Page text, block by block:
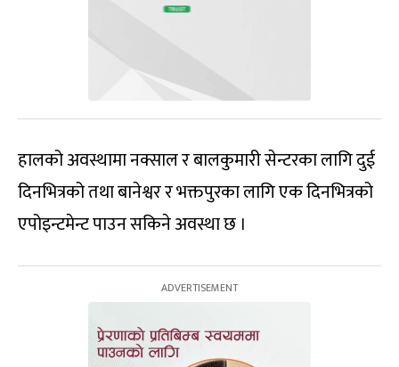
हालको अवस्थामा नक्साल र बालकुमारी सेन्टरका लागि दुई
दिनभित्रको तथा बानेश्वर र भक्तपुरका लागि एक दिनभित्रको
एपोइन्टमेन्ट पाउन सकिने अवस्था छ ।